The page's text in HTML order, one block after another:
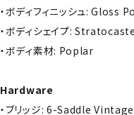
・ボディフィニッシュ: Gloss
・ボディシェイプ:
・ボディ素材: Poplar
Hardware
・ブリッジ: 6-Saddle